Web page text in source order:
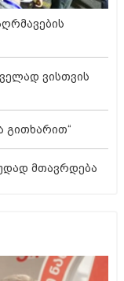
ვისთვის
გითხარით“
მთავრდება